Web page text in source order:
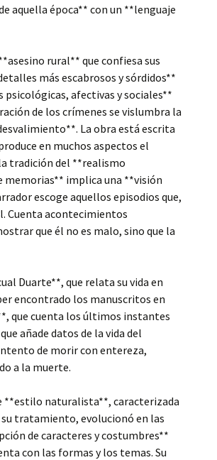
aquella época** con un **lenguaje
rural** que confiesa sus
más escabrosos y sórdidos**
psicológicas, afectivas y sociales**
de los crímenes se vislumbra la
La obra está escrita
en muchos aspectos el
tradición del **realismo
memorias** implica una **visión
escoge aquellos episodios que,
Cuenta acontecimientos
que él no es malo, sino que la
Duarte**, que relata su vida en
encontrado los manuscritos en
que cuenta los últimos instantes
añade datos de la vida del
de morir con entereza,
a la muerte.
**estilo naturalista**, caracterizada
tratamiento, evolucionó en las
de caracteres y costumbres**
con las formas y los temas. Su